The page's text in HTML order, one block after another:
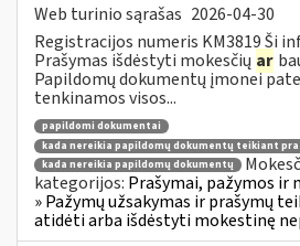
Web turinio sąrašas 2026-04-30
Registracijos numeris KM3819 Ši
Prašymas išdėstyti mokesčių ar
Papildomų dokumentų įmonei
tenkinamos visos...
papildomi dokumentai
kada nereikia papildomų dokumentų teikiant
kada nereikia papildomų dokumentų
kategorijos: Prašymai, pažymos ir
» Pažymų užsakymas ir prašymų
atidėti arba išdėstyti mokestinę